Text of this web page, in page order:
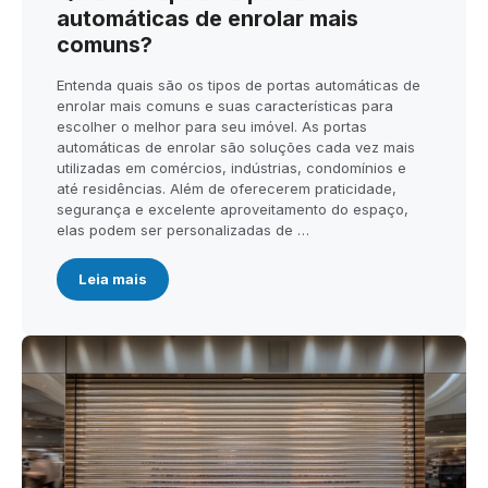
automáticas de enrolar mais
comuns?
Entenda quais são os tipos de portas automáticas de
enrolar mais comuns e suas características para
escolher o melhor para seu imóvel. As portas
automáticas de enrolar são soluções cada vez mais
utilizadas em comércios, indústrias, condomínios e
até residências. Além de oferecerem praticidade,
segurança e excelente aproveitamento do espaço,
elas podem ser personalizadas de …
Leia mais